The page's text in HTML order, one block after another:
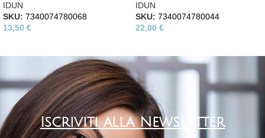
IDUN
SKU: 7340074780068
13,50 €
IDUN
SKU: 7340074780044
22,00 €
Iscriviti alla NewsLetter